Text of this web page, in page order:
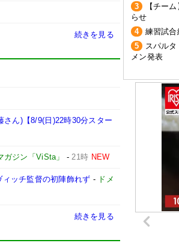
続きを見る
さん)【8/9(日)22時30分スター
ジン「ViSta」 -21時 NEW
ッチ監督の初陣飾れず - ドメ
続きを見る
3
【チー
らせ
4
練習試
5
スパル
メン発表